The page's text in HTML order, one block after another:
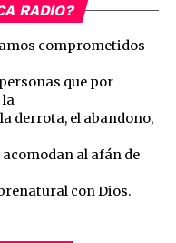
RADIO?
comprometidos
que por
la
derrota, el abandono,
al afán de
con Dios.